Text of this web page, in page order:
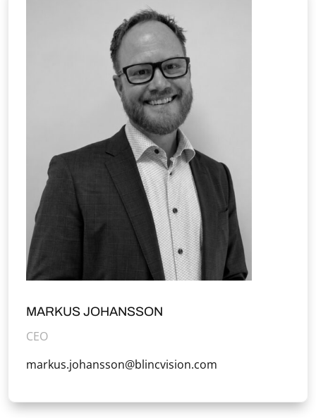
MARKUS JOHANSSON
CEO
markus.johansson@blincvision.com